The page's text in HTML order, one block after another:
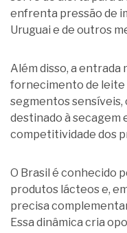
enfrenta pressão de
Uruguai e de outros
Além disso, a entrada
fornecimento de leite
segmentos sensíveis,
destinado à secagem
competitividade dos
O Brasil é conhecido
produtos lácteos e,
precisa
Essa dinâmica cria